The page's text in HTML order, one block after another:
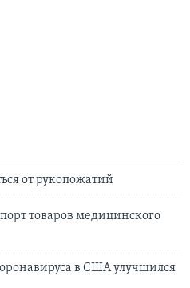
от рукопожатий
товаров медицинского
в США улучшился